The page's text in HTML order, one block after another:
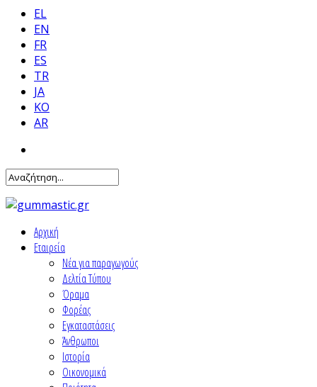
EL
EN
FR
ES
TR
JA
KO
AR
Αρχική
Εταιρεία
Νέα για παραγωγούς
Δελτία Τύπου
Όραμα
Φορέας
Εγκαταστάσεις
Άνθρωποι
Ιστορία
Οικονομικά